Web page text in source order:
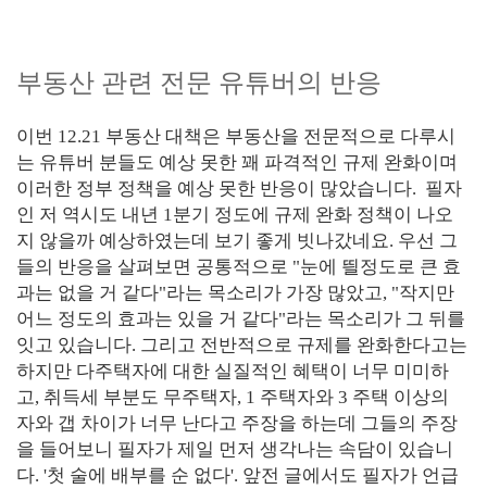
부동산 관련 전문 유튜버의 반응
이번 12.21 부동산 대책은 부동산을 전문적으로 다루시
는 유튜버 분들도 예상 못한 꽤 파격적인 규제 완화이며
이러한 정부 정책을 예상 못한 반응이 많았습니다. 필자
인 저 역시도 내년 1분기 정도에 규제 완화 정책이 나오
지 않을까 예상하였는데 보기 좋게 빗나갔네요. 우선 그
들의 반응을 살펴보면 공통적으로 "눈에 띌정도로 큰 효
과는 없을 거 같다"라는 목소리가 가장 많았고, "작지만
어느 정도의 효과는 있을 거 같다"라는 목소리가 그 뒤를
잇고 있습니다. 그리고 전반적으로 규제를 완화한다고는
하지만 다주택자에 대한 실질적인 혜택이 너무 미미하
고, 취득세 부분도 무주택자, 1 주택자와 3 주택 이상의
자와 갭 차이가 너무 난다고 주장을 하는데 그들의 주장
을 들어보니 필자가 제일 먼저 생각나는 속담이 있습니
다. '첫 술에 배부를 순 없다'. 앞전 글에서도 필자가 언급